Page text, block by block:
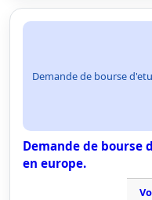
Demande de bourse
Demande de bourse
en europe.